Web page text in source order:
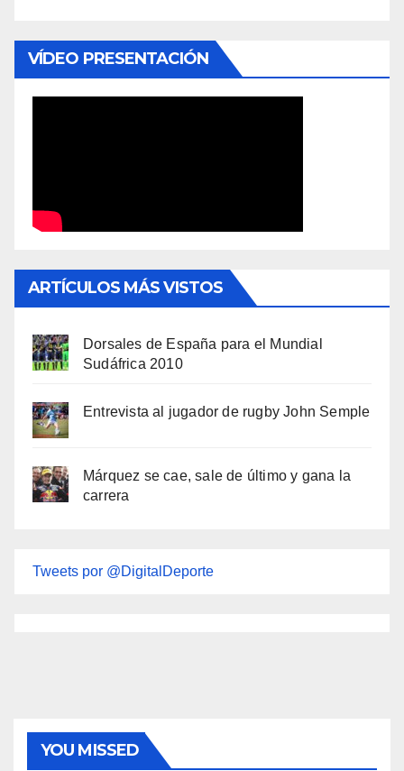
VÍDEO PRESENTACIÓN
ARTÍCULOS MÁS VISTOS
Dorsales de España para el Mundial
Sudáfrica 2010
Entrevista al jugador de rugby John Semple
Márquez se cae, sale de último y gana la
carrera
Tweets por @DigitalDeporte
YOU MISSED